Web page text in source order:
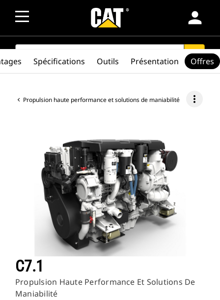
person
SEARCH search
Propulsion haute performance et solutions de maniabilité more_vert
C7.1
Propulsion Haute Performance Et Solutions De
Maniabilité
Spécifications Outils Présentation Offres